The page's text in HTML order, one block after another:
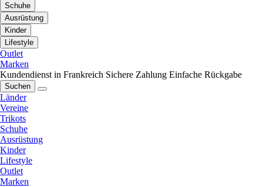
Schuhe
Ausrüstung
Kinder
Lifestyle
Outlet
Marken
Kundendienst in Frankreich Sichere Zahlung Einfache Rückgabe
Suchen
Länder
Vereine
Trikots
Schuhe
Ausrüstung
Kinder
Lifestyle
Outlet
Marken